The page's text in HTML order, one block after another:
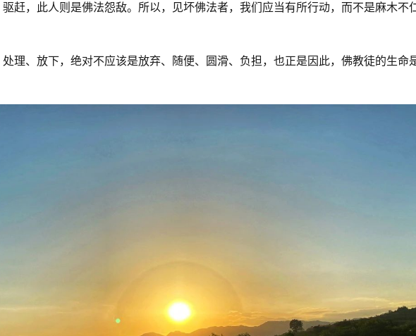
赶，此人则是佛法怨敌。所以，见坏佛法者，我们应当有所行动，而不是麻木不
理、放下，绝对不应该是放弃、随便、圆滑、负担，也正是因此，佛教徒的生命